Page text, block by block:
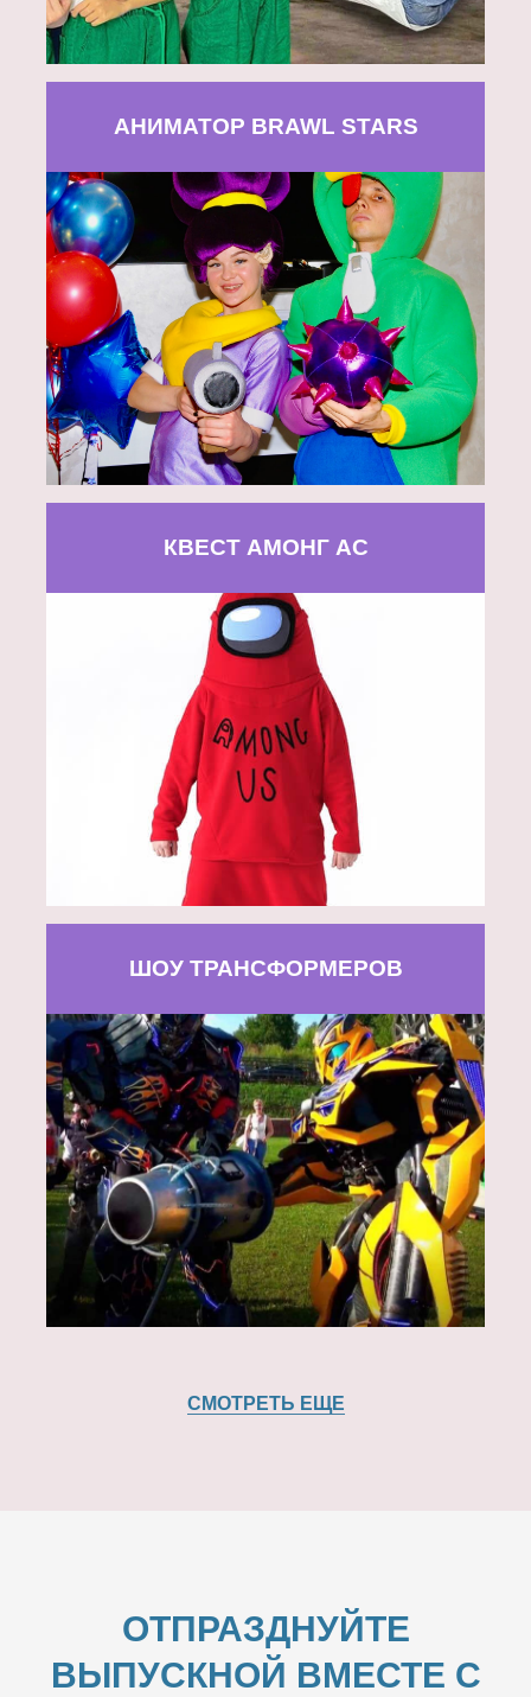
АНИМАТОР BRAWL STARS
КВЕСТ АМОНГ АС
ШОУ ТРАНСФОРМЕРОВ
СМОТРЕТЬ ЕЩЕ
ОТПРАЗДНУЙТЕ
ВЫПУСКНОЙ ВМЕСТЕ С